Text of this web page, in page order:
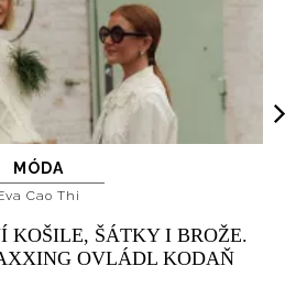
MÓDA
Cao Thi
KOŠILE, ŠÁTKY I BROŽE.
OVLÁDL KODAŇ